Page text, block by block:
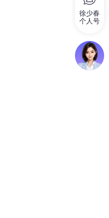
徐少春
个人号